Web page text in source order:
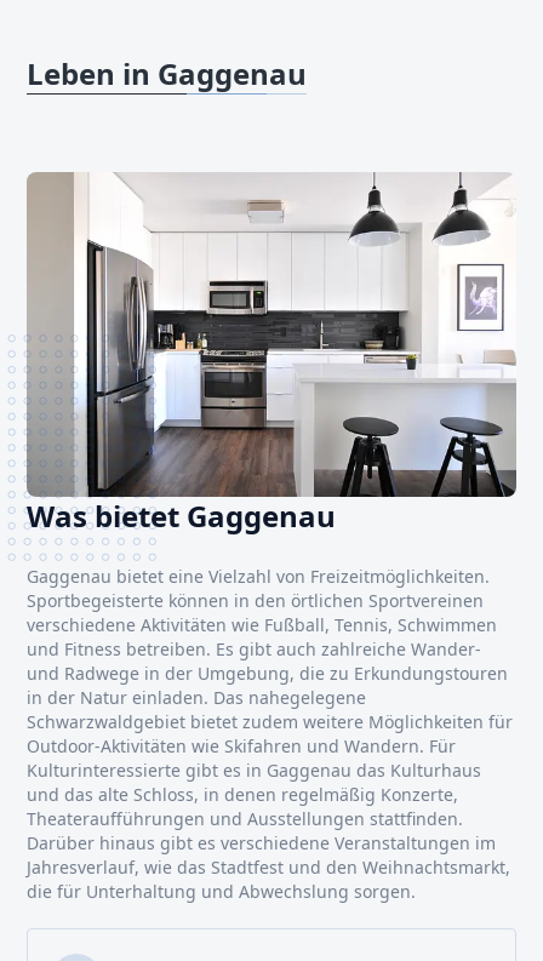
Leben in Gaggenau
Was bietet Gaggenau
Gaggenau bietet eine Vielzahl von Freizeitmöglichkeiten.
Sportbegeisterte können in den örtlichen Sportvereinen
verschiedene Aktivitäten wie Fußball, Tennis, Schwimmen
und Fitness betreiben. Es gibt auch zahlreiche Wander-
und Radwege in der Umgebung, die zu Erkundungstouren
in der Natur einladen. Das nahegelegene
Schwarzwaldgebiet bietet zudem weitere Möglichkeiten für
Outdoor-Aktivitäten wie Skifahren und Wandern. Für
Kulturinteressierte gibt es in Gaggenau das Kulturhaus
und das alte Schloss, in denen regelmäßig Konzerte,
Theateraufführungen und Ausstellungen stattfinden.
Darüber hinaus gibt es verschiedene Veranstaltungen im
Jahresverlauf, wie das Stadtfest und den Weihnachtsmarkt,
die für Unterhaltung und Abwechslung sorgen.